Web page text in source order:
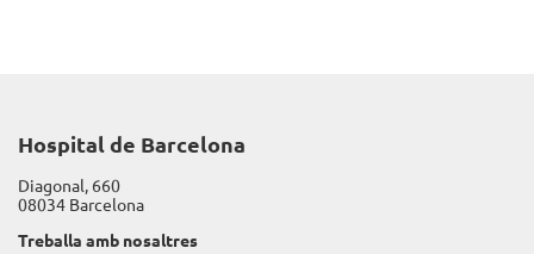
Hospital de Barcelona
Diagonal, 660
08034 Barcelona
Treballa amb nosaltres